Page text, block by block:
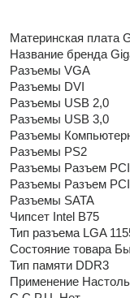
Материнская плата
Название бренда
Разъемы VGA
Разъемы DVI
Разъемы USB 2,0
Разъемы USB 3,0
Разъемы
Разъемы PS2
Разъемы Разъем
Разъемы Разъем
Разъемы SATA
Чипсет Intel B75
Тип разъема LGA
Состояние товара
Тип памяти DDR3
Применение